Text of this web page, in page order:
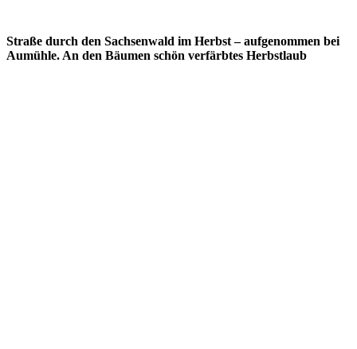
Straße durch den Sachsenwald im Herbst – aufgenommen bei
Aumühle. An den Bäumen schön verfärbtes Herbstlaub